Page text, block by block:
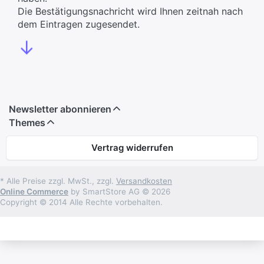
Die Bestätigungsnachricht wird Ihnen zeitnah nach
dem Eintragen zugesendet.
↓
Newsletter abonnieren
Themes
Vertrag widerrufen
* Alle Preise zzgl. MwSt., zzgl. Versandkosten
Online Commerce by SmartStore AG © 2026
Copyright © 2014 Alle Rechte vorbehalten.